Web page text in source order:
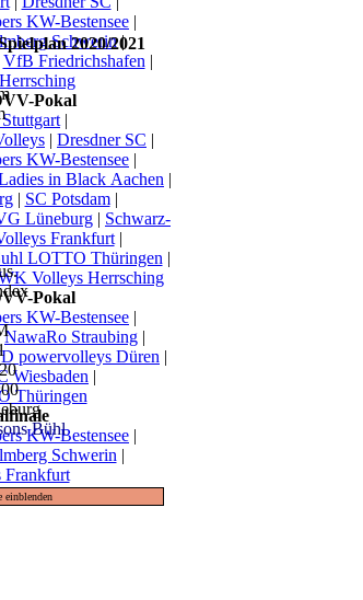
KW-Bestensee |
Schwerin|
VfB Friedrichshafen |
Pokal
|
| Dresdner SC |
KW-Bestensee |
in Black Aachen |
| SC Potsdam|
Lüneburg | Schwarz-
Frankfurt|
LOTTO Thüringen |
Volleys Herrsching
Pokal
KW-Bestensee |
NawaRo Straubing |
powervolleys Düren |
Wiesbaden |
Thüringen
KW-Bestensee |
Schwerin |
Frankfurt
einblenden
2020/2021
Bühl